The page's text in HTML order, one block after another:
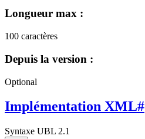
Longueur max :
100 caractères
Depuis la version :
Optional
Implémentation XML#
Syntaxe UBL 2.1